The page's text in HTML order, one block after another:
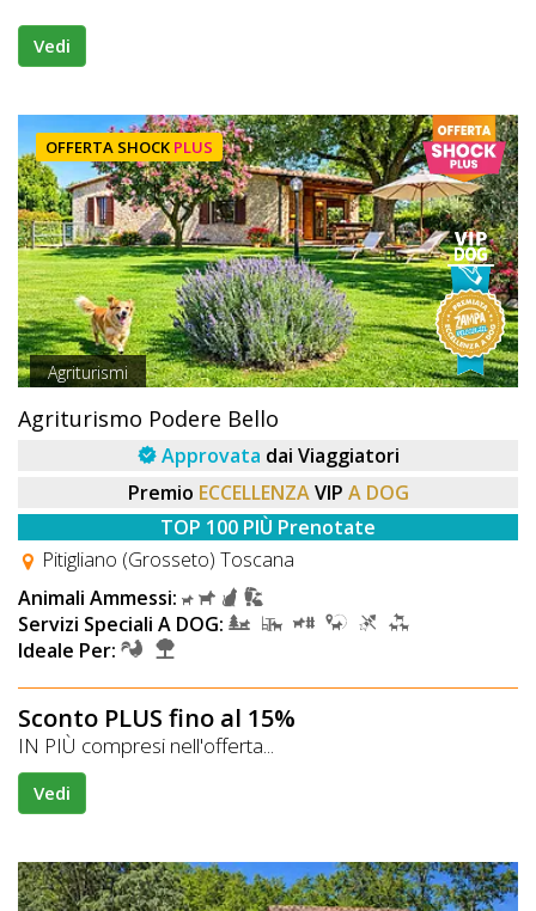
Vedi
OFFERTA SHOCK PLUS
Agriturismi
Agriturismo Podere Bello
Approvata dai Viaggiatori
Premio ECCELLENZA VIP A DOG
TOP 100 PIÙ Prenotate
Pitigliano (Grosseto) Toscana
Animali Ammessi:
Servizi Speciali A DOG:
Ideale Per:
Sconto PLUS fino al 15%
IN PIÙ compresi nell'offerta...
Vedi